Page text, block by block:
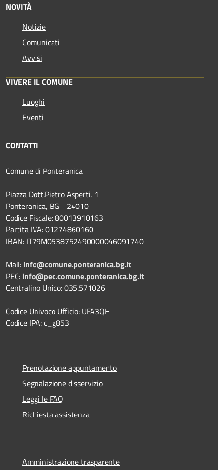
NOVITÀ
Notizie
Comunicati
Avvisi
VIVERE IL COMUNE
Luoghi
Eventi
CONTATTI
Comune di Ponteranica
Piazza Dott.Pietro Asperti, 1
Ponteranica, BG - 24010
Codice Fiscale: 80013910163
Partita IVA: 01274860160
IBAN: IT79M0538752490000046091740
Mail: info@comune.ponteranica.bg.it
PEC: info@pec.comune.ponteranica.bg.it
Centralino Unico: 035.571026
Codice Univoco Ufficio: UFA3QH
Codice IPA: c_g853
Prenotazione appuntamento
Segnalazione disservizio
Leggi le FAQ
Richiesta assistenza
Amministrazione trasparente